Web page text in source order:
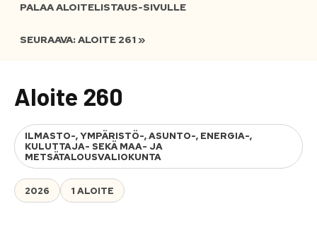
PALAA ALOITELISTAUS-SIVULLE
SEURAAVA: ALOITE 261 »
Aloite 260
ILMASTO-, YMPÄRISTÖ-, ASUNTO-, ENERGIA-,
KULUTTAJA- SEKÄ MAA- JA
METSÄTALOUSVALIOKUNTA
2026 1 ALOITE